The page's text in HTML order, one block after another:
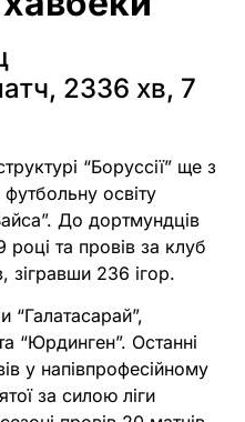
2336 хв, 7
“Боруссії” ще з
освіту
До дортмундців
та провів за клуб
зігравши 236 ігор.
“Галатасарай”,
“Юрдинген”. Останні
у напівпрофесійному
за силою ліги